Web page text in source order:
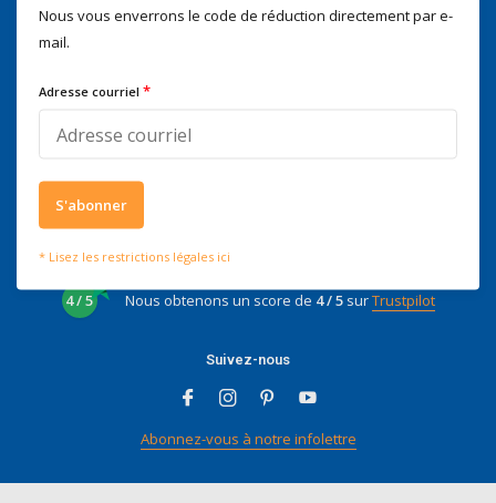
Nous serons heureux d'aider
Ce que disent nos clients
4 / 5 Nous obtenons un score de 4 / 5surTrustpilot
Suivez-nous
Abonnez-vous à notre infolettre
Nous vous enverrons le code de réduction directement par e-
mail.
Adresse courriel *
S'abonner
* Lisez les restrictions légales ici